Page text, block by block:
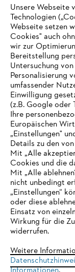
Unternehmen
Online Shop
Service
IHR
eine optimale
einem der
Unsere Webseite
Technologien
Webseite setzen
Cookies" auch
wir zur
Bereitstellung
Untersuchung
Personalisierung
umfassender
Einwilligung
(z.B. Google oder
Ihre
Europäischen
„Einstellungen"
Details zu den
Mit „Alle
Cookies und die
Mit „Alle
nicht unbedingt
„Einstellungen“
oder diese
Einsatz von
Wirkung für die
widerrufen.
Weitere